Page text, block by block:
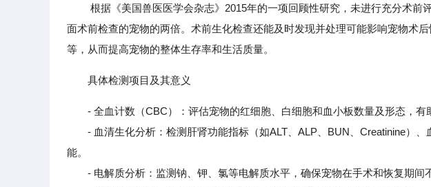
根据《美国兽医医学会杂志》2015年的一项回顾性研究，未进行充分术前
面术前检查的宠物的两倍。术前生化检查还能及时发现并处理可能影响宠物术
等，从而提高宠物的整体生存率和生活质量。
具体检测项目及其意义
- 全血计数（CBC）：评估宠物的红细胞、白细胞和血小板数量及形态，有
- 血清生化分析：检测肝肾功能指标（如ALT、ALP、BUN、Creatinine）、
能。
- 电解质分析：监测钠、钾、氯等电解质水平，确保宠物在手术和恢复期间